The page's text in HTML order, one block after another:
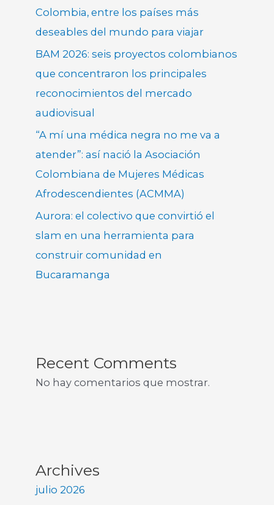
Colombia, entre los países más
deseables del mundo para viajar
BAM 2026: seis proyectos colombianos
que concentraron los principales
reconocimientos del mercado
audiovisual
“A mí una médica negra no me va a
atender”: así nació la Asociación
Colombiana de Mujeres Médicas
Afrodescendientes (ACMMA)
Aurora: el colectivo que convirtió el
slam en una herramienta para
construir comunidad en
Bucaramanga
Recent Comments
No hay comentarios que mostrar.
Archives
julio 2026